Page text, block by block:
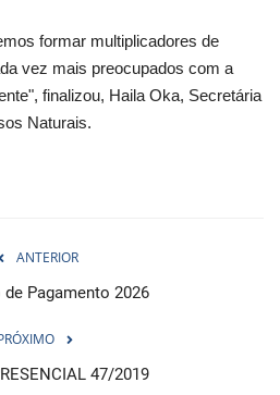
formar multiplicadores de
vez mais preocupados com a
finalizou, Haila Oka, Secretária
Naturais.
ANTERIOR
Pagamento 2026
47/2019